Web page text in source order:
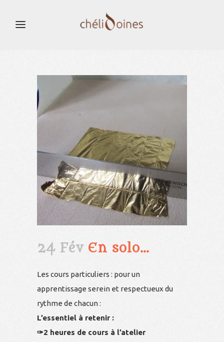
24 Fév En solo…
Les cours particuliers : pour un
apprentissage serein et respectueux du
rythme de chacun :
L’essentiel à retenir :
✑2 heures de cours à l’atelier